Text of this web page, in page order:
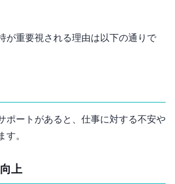
が重要視される理由は以下の通りで
ポートがあると、仕事に対する不安や
す。
向上